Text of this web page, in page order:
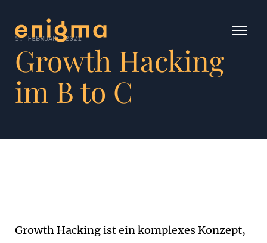
5. FEBRUAR, 2021
Growth Hacking
im B to C
Growth Hackingist ein komplexes Konzept,